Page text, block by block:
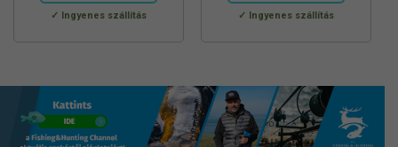
Ingyenes szállítás Ingyenes szállítás